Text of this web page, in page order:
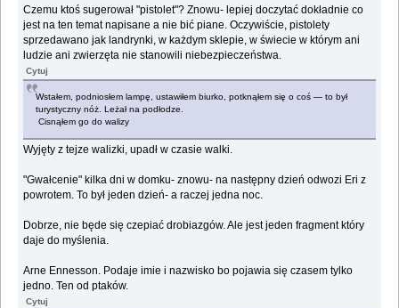
Czemu ktoś sugerował "pistolet"? Znowu- lepiej doczytać dokładnie co
jest na ten temat napisane a nie bić piane. Oczywiście, pistolety
sprzedawano jak landrynki, w każdym sklepie, w świecie w którym ani
ludzie ani zwierzęta nie stanowili niebezpieczeństwa.
Cytuj
Wstałem, podniosłem lampę, ustawiłem biurko, potknąłem się o coś — to był
turystyczny nóż. Leżał na podłodze.
Cisnąłem go do walizy
Wyjęty z tejze walizki, upadł w czasie walki.
"Gwałcenie" kilka dni w domku- znowu- na następny dzień odwozi Eri z
powrotem. To był jeden dzień- a raczej jedna noc.
Dobrze, nie będe się czepiać drobiazgów. Ale jest jeden fragment który
daje do myślenia.
Arne Ennesson. Podaje imie i nazwisko bo pojawia się czasem tylko
jedno. Ten od ptaków.
Cytuj